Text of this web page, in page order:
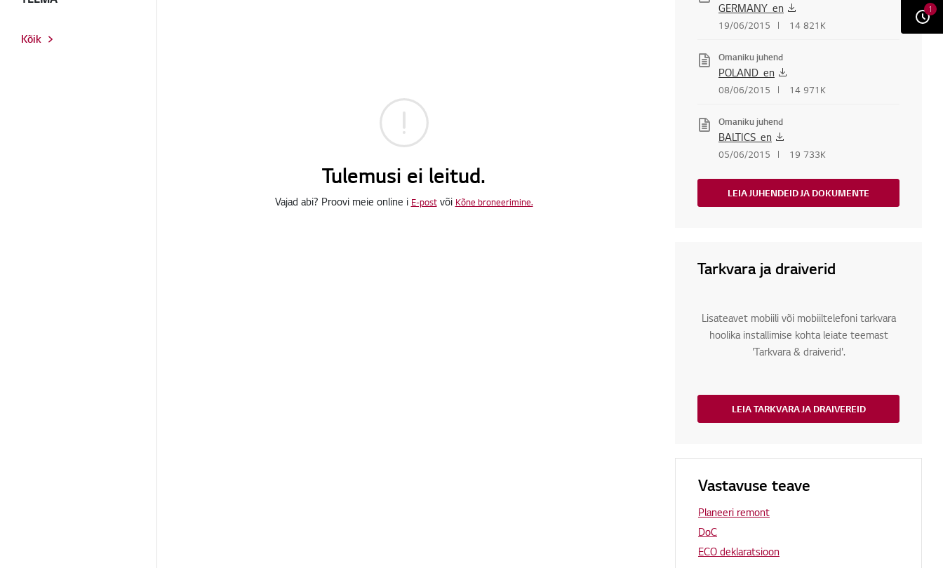
Kõik
Tulemusi ei leitud.
Vajad abi? Proovi meie online i E-postvõi Kõne broneerimine.
GERMANY_en
19/06/2015 14 821K
Omaniku juhend
POLAND_en
08/06/2015 14 971K
Omaniku juhend
BALTICS_en
05/06/2015 19 733K
LEIA JUHENDEID JA DOKUMENTE
Tarkvara ja draiverid
Lisateavet mobiili või mobiiltelefoni tarkvara
hoolika installimise kohta leiate teemast
'Tarkvara & draiverid'.
LEIA TARKVARA JA DRAIVEREID
Vastavuse teave
Planeeri remont
DoC
ECO deklaratsioon
1